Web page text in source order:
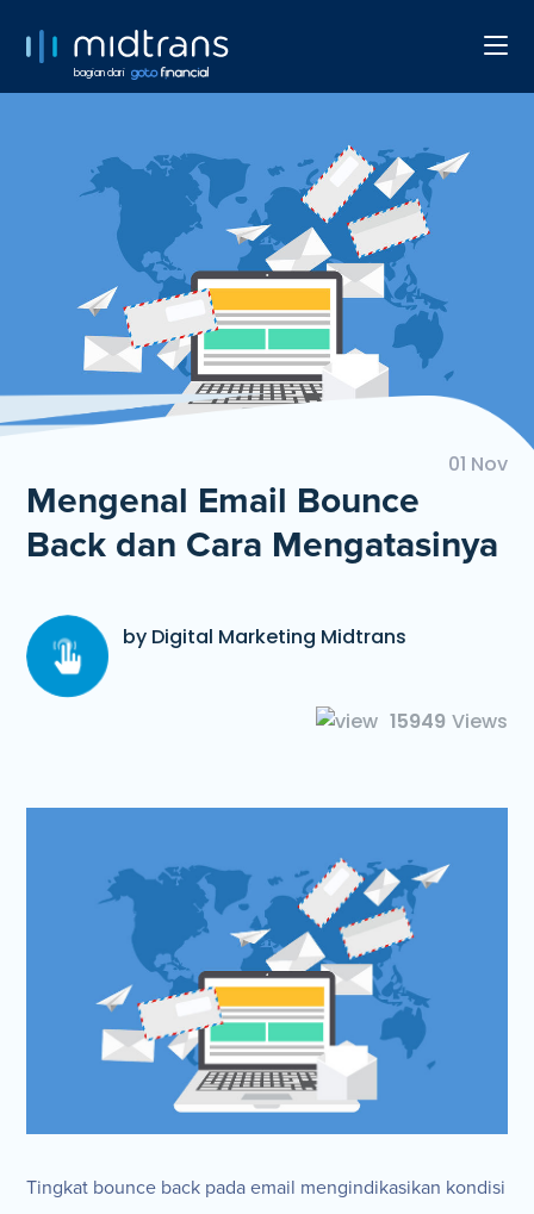
bagian dari
01 Nov
Mengenal Email Bounce
Back dan Cara Mengatasinya
by Digital Marketing Midtrans
15949 Views
Tingkat bounce back pada email mengindikasikan kondisi